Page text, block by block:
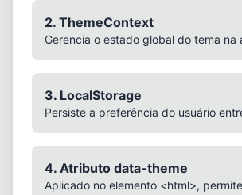
2. ThemeContext
Gerencia o estado global do tema na
3. LocalStorage
Persiste a preferência do usuário
4. Atributo data-theme
Aplicado no elemento <html>,